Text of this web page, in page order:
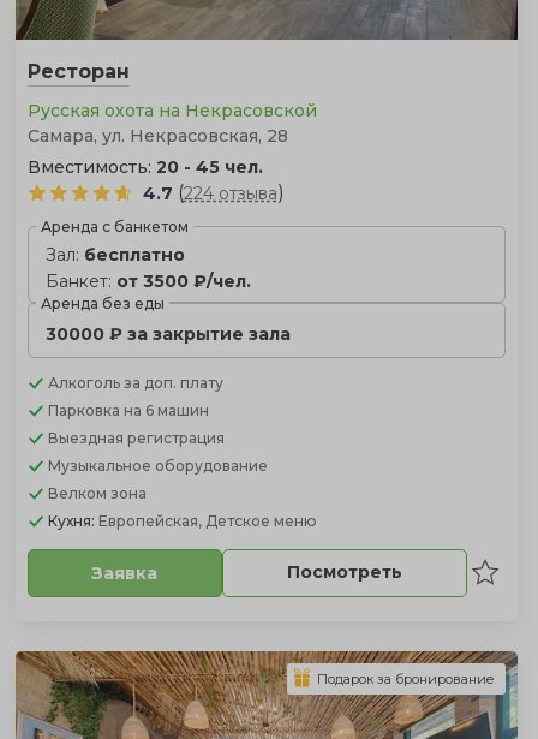
Ресторан
Русская охота на Некрасовской
Самара, ул. Некрасовская, 28
Вместимость: 20 - 45 чел.
4.7 (224 отзыва)
Аренда с банкетом
Зал: бесплатно
Банкет: от 3500 ₽/чел.
Аренда без еды
30000 ₽ за закрытие зала
Алкоголь за доп. плату
Парковка на 6 машин
Выездная регистрация
Музыкальное оборудование
Велком зона
Кухня: Европейская, Детское меню
Заявка Посмотреть
Подарок за бронирование